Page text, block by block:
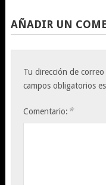
AÑADIR UN
Tu dirección de
campos obligatorios
Comentario: *